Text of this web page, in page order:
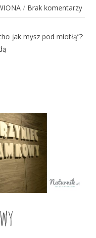
/ Brak komentarzy
jak mysz pod miotłą”?